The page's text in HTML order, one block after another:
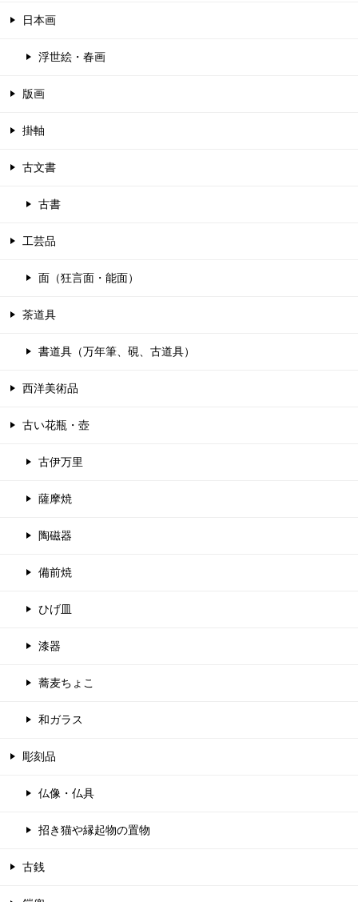
日本画
浮世絵・春画
版画
掛軸
古文書
古書
工芸品
面（狂言面・能面）
茶道具
書道具（万年筆、硯、古道具）
西洋美術品
古い花瓶・壺
古伊万里
薩摩焼
陶磁器
備前焼
ひげ皿
漆器
蕎麦ちょこ
和ガラス
彫刻品
仏像・仏具
招き猫や縁起物の置物
古銭